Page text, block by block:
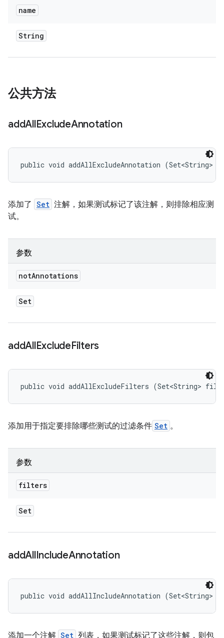
name
String
公共方法
addAllExcludeAnnotation
public void addAllExcludeAnnotation (Set<String>
添加了 Set 注解，如果测试标记了该注解，则排除相应测
试。
参数
notAnnotations
Set
addAllExcludeFilters
public void addAllExcludeFilters (Set<String>
添加用于指定要排除哪些测试的过滤条件 Set 。
参数
filters
Set
addAllIncludeAnnotation
public void addAllIncludeAnnotation (Set<String>
添加一个注解 Set 列表，如果测试标记了这些注解，则包